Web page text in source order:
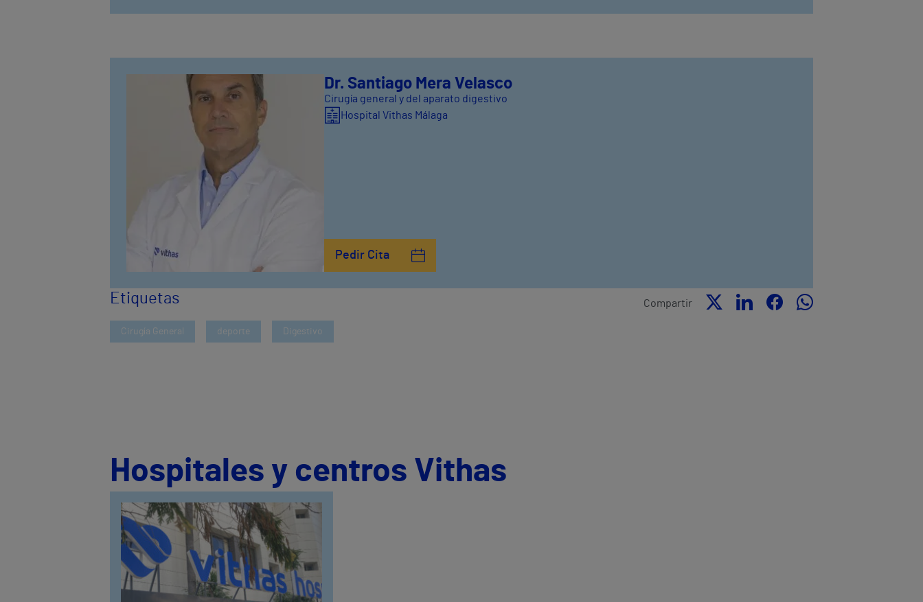
Dr. Santiago Mera Velasco
Cirugía general y del aparato digestivo
Hospital Vithas Málaga
Pedir Cita
Compartir
Etiquetas
Cirugía General deporte Digestivo
Hospitales y centros Vithas